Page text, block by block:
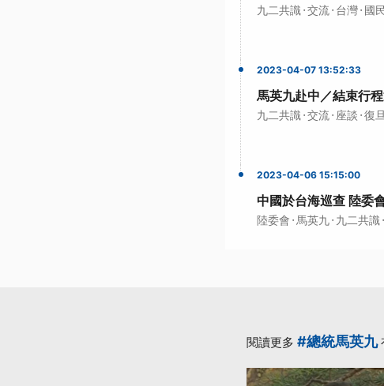
九二共識 ·交流· 台灣· 國
2023-04-07 13:52:33
馬英九赴中／結束行
九二共識 ·交流· 座談 ·復
2023-04-06 15:15:00
中國​於台海巡查 陸委
陸委會 · 馬英九· 九二共識 ·
閱讀更多 #總統馬英九